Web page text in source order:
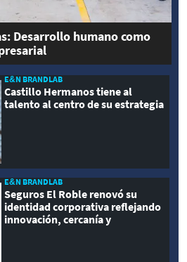
Desarrollo humano como
E&N BRANDLAB
Castillo Hermanos tiene al
talento al centro de su estrategia
E&N BRANDLAB
Seguros El Roble renovó su
identidad corporativa reflejando
innovación, cercanía y